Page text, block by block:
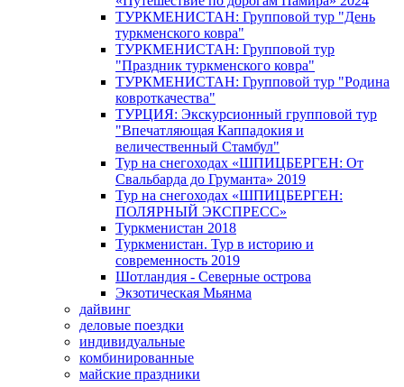
ТУРКМЕНИСТАН: Групповой тур "День
туркменского ковра"
ТУРКМЕНИСТАН: Групповой тур
"Праздник туркменского ковра"
ТУРКМЕНИСТАН: Групповой тур "Родина
ковроткачества"
ТУРЦИЯ: Экскурсионный групповой тур
"Впечатляющая Каппадокия и
величественный Стамбул"
Тур на снегоходах «ШПИЦБЕРГЕН: От
Свальбарда до Груманта» 2019
Тур на снегоходах «ШПИЦБЕРГЕН:
ПОЛЯРНЫЙ ЭКСПРЕСС»
Туркменистан 2018
Туркменистан. Тур в историю и
современность 2019
Шотландия - Северные острова
Экзотическая Мьянма
дайвинг
деловые поездки
индивидуальные
комбинированные
майские праздники